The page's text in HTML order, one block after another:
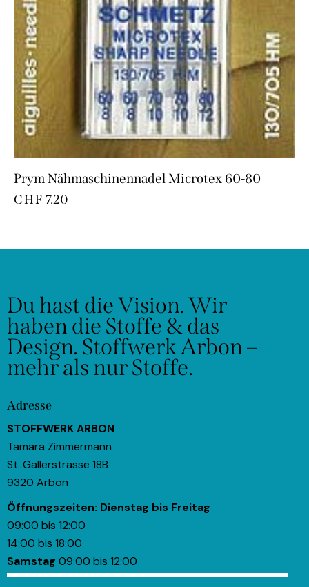
Prym Nähmaschinennadel Microtex 60-80
CHF 7.20
Du hast die Vision.Wir
haben die Stoffe & das
Design. Stoffwerk Arbon –
mehr als nur Stoffe.
Adresse
STOFFWERK ARBON
Tamara Zimmermann
St. Gallerstrasse 18B
9320 Arbon
Öffnungszeiten: Dienstag bis Freitag
09:00 bis 12:00
14:00 bis 18:00
Samstag 09:00 bis 12:00